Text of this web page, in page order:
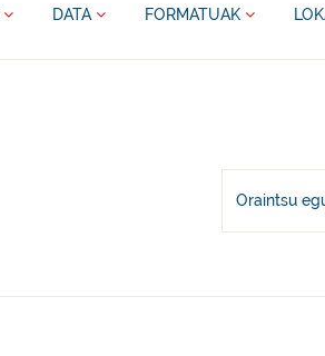
DATA FORMATUAK
Oraintsu